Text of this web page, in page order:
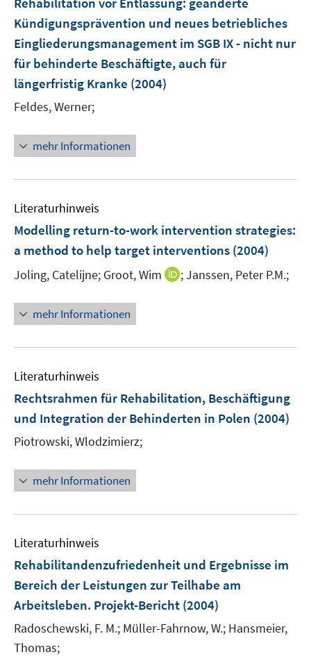
e
n
s
t
e
Kündigungsprävention und neues betriebliches
Eingliederungsmanagement im SGB IX - nicht nur
für behinderte Beschäftigte, auch für
längerfristig Kranke (2004)
Feldes, Werner;
mehr Informationen
Literaturhinweis
Modelling return-to-work intervention strategies:
a method to help target interventions (2004)
Joling, Catelijne; Groot, Wim
I
F
e
n
e
n
;Janssen, Peter P.M.;
mehr Informationen
Literaturhinweis
Rechtsrahmen für Rehabilitation, Beschäftigung
und Integration der Behinderten in Polen (2004)
Piotrowski, Wlodzimierz;
mehr Informationen
Literaturhinweis
Rehabilitandenzufriedenheit und Ergebnisse im
Bereich der Leistungen zur Teilhabe am
Arbeitsleben. Projekt-Bericht (2004)
Radoschewski, F. M.; Müller-Fahrnow, W.; Hansmeier,
Thomas;